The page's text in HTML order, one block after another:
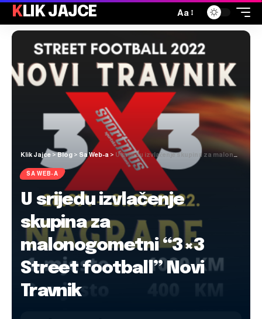
KLIK JAJCE Aa
Klik Jajce >Blog > Sa Web-a > U srijedu izvlačenje skupina za malonogometni “3×3 Street football” Novi Travnik
SA WEB-A
U srijedu izvlačenje
skupina za
malonogometni “3×3
Street football” Novi
Travnik